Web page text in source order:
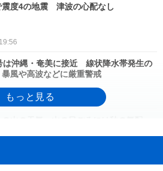
震度4の地震 津波の心配なし
は沖縄・奄美に接近 線状降水帯発生の
風や高波などに厳重警戒